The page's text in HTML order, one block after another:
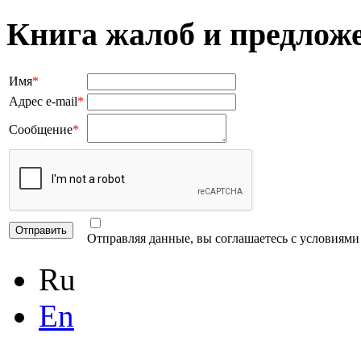
Книга жалоб и
Имя*
Адрес e-mail*
Сообщение*
Отправляя данные, вы соглашаетесь с
Ru
En